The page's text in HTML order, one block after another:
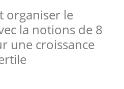
organiser le
la notions de 8
une croissance